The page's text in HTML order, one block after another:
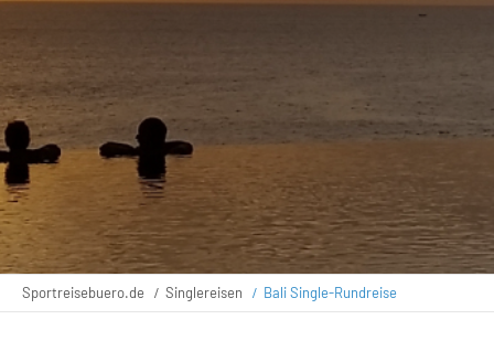
Sportreisebuero.de Singlereisen Bali Single-Rundreise